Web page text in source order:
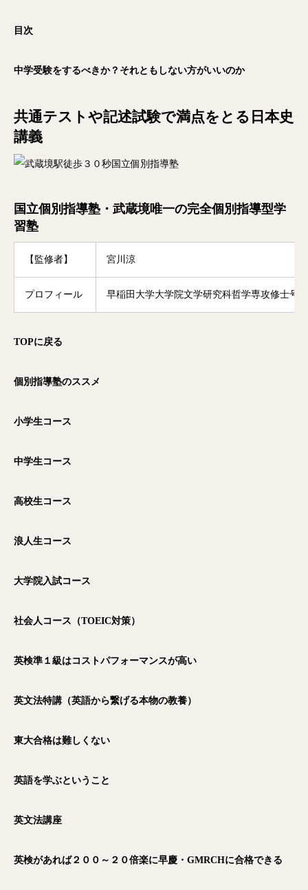
目次
中学受験をするべきか？それともしない方がいいのか
共通テストや記述試験で満点をとる日本史
講義
国立個別指導塾・武蔵境唯一の完全個別指導型学
習塾
【監修者】 宮川涼
プロフィール 早稲田大学大学院文学研究科哲学専攻修士号
TOPに戻る
個別指導塾のススメ
小学生コース
中学生コース
高校生コース
浪人生コース
大学院入試コース
社会人コース（TOEIC対策）
英検準１級はコストパフォーマンスが高い
英文法特講（英語から繋げる本物の教養）
東大合格は難しくない
英語を学ぶということ
英文法講座
英検があれば２００～２０倍楽に早慶・GMRCHに合格できる